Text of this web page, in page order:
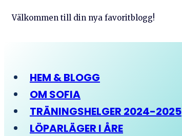
Välkommen till din nya favoritblogg!
HEM & BLOGG
OM SOFIA
TRÄNINGSHELGER 2024-2025
LÖPARLÄGER I ÅRE